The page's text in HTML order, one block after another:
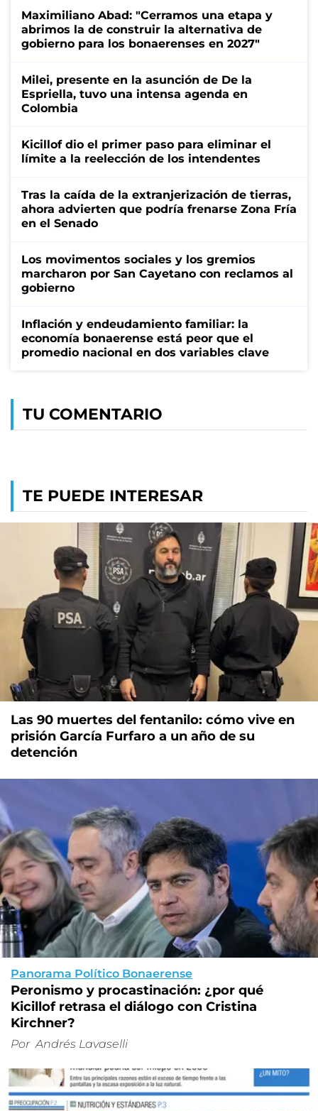
Maximiliano Abad: "Cerramos una etapa y
abrimos la de construir la alternativa de
gobierno para los bonaerenses en 2027"
Milei, presente en la asunción de De la
Espriella, tuvo una intensa agenda en
Colombia
Kicillof dio el primer paso para eliminar el
límite a la reelección de los intendentes
Tras la caída de la extranjerización de tierras,
ahora advierten que podría frenarse Zona Fría
en el Senado
Los movimentos sociales y los gremios
marcharon por San Cayetano con reclamos al
gobierno
Inflación y endeudamiento familiar: la
economía bonaerense está peor que el
promedio nacional en dos variables clave
TU COMENTARIO
TE PUEDE INTERESAR
Las 90 muertes del fentanilo: cómo vive en
prisión García Furfaro a un año de su
detención
Panorama Político Bonaerense
Peronismo y procastinación: ¿por qué
Kicillof retrasa el diálogo con Cristina
Kirchner?
Por Andrés Lavaselli